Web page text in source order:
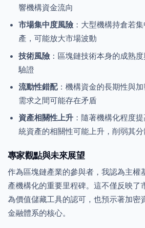
響機構資金流向
市場集中度風險：大型機構持倉若
產，可能放大市場波動
技術風險 ：區塊鏈技術本身的成熟
驗證
流動性錯配：機構資金的長期性與
需求之間可能存在矛盾
資產相關性上升 ：隨著機構化程度
統資產的相關性可能上升，削弱其
專家觀點與未來展望
作為區塊鏈產業的參與者，我認為主權
產機構化的重要里程碑。這不僅反映了
為價值儲藏工具的認可，也預示著加密
金融體系的核心。